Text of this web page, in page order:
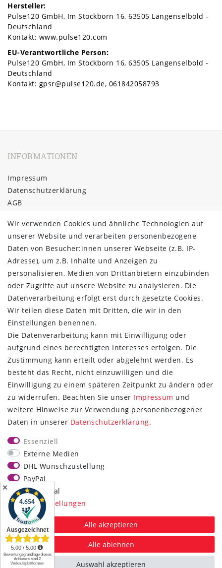
Hersteller:
Pulse120 GmbH Im Stockborn 16 63505 Langenselbold
Deutschland
Kontakt: www.pulse120.com
EU-Verantwortliche Person:
Pulse120 GmbH Im Stockborn 16 63505 Langenselbold
Deutschland
Kontakt: gpsr@pulse120.de 061842058793
INFORMATIONEN
Impressum
Daten­schutz­erklärung
AGB
Widerrufs­recht
Kontakt
Vertrag widerrufen
ÜBER UNS
Montage in Maintal / Hessen
Täglicher Versand mit DHL
Versandkostenfrei ab 20€
Same-Day Versand bei Zahlungseingang bis 13:00 Uhr
ZAHLUNG & VERSAND
UNSER VERSPRECHEN
innerhalb von 6 Stunden!
An 7 Tagen die Woche, bis 22:00 Uhr!
sales@pulse120.de
Unser Telefonsupport ist Montag-Freitag
von 10:00 - 16:00 Uhr für Sie da.
Tel.: +49 (0) 6184 2058793
Wir verwenden Cookies und ähnliche Technologien auf
unserer Website und verarbeiten personenbezogene
Daten von Besucher:innen unserer Webseite (z.B. IP-
Adresse), um z.B. Inhalte und Anzeigen zu
personalisieren, Medien von Drittanbietern einzubinden
oder Zugriffe auf unsere Website zu analysieren. Die
Datenverarbeitung erfolgt erst durch gesetzte Cookies.
Wir teilen diese Daten mit Dritten, die wir in den
Einstellungen benennen.
Die Datenverarbeitung kann mit Einwilligung oder
aufgrund eines berechtigten Interesses erfolgen. Die
Zustimmung kann erteilt oder abgelehnt werden. Es
besteht das Recht, nicht einzuwilligen und die
Einwilligung zu einem späteren Zeitpunkt zu ändern oder
zu widerrufen. Beachten Sie unser Impressum und
weitere Hinweise zur Verwendung personenbezogener
Daten in unserer Daten­schutz­erklärung.
Essenziell
Externe Medien
DHL Wunschzustellung
PayPal
Funktional
Weitere Einstellungen
Alle akzeptieren
Alle ablehnen
Auswahl akzeptieren
✕